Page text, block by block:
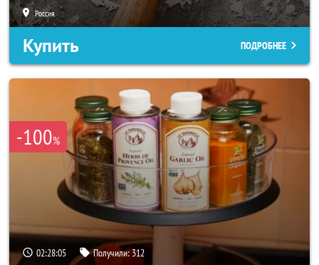
Россия
Купить ПОДРОБНЕЕ
-100%
02:28:04 Получили:312